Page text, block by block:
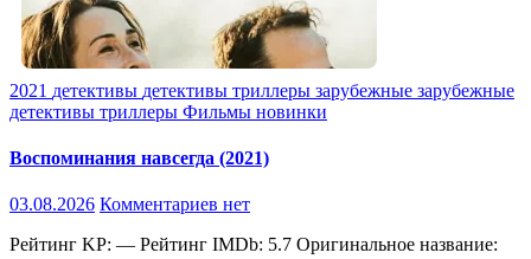
2021 детективы детективы триллеры зарубежные зарубежные
детективы триллеры Фильмы новинки
Воспоминания навсегда (2021)
03.08.2026 Комментариев нет
Рейтинг KP: — Рейтинг IMDb: 5.7 Оригинальное название: